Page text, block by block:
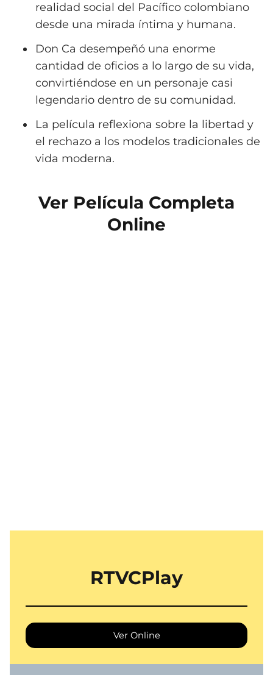
realidad social del Pacífico colombiano
desde una mirada íntima y humana.
Don Ca desempeñó una enorme
cantidad de oficios a lo largo de su vida,
convirtiéndose en un personaje casi
legendario dentro de su comunidad.
La película reflexiona sobre la libertad y
el rechazo a los modelos tradicionales de
vida moderna.
Ver Película Completa
Online
RTVCPlay
Ver Online